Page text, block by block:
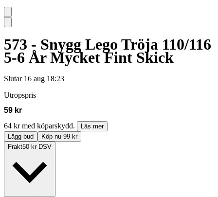
573 - Snygg Lego Tröja 110/116
5-6 År Mycket Fint Skick
Slutar 16 aug 18:23
Utropspris
59 kr
64 kr med köparskydd.
Läs mer
Lägg bud
Köp nu 99 kr
Frakt50 kr DSV